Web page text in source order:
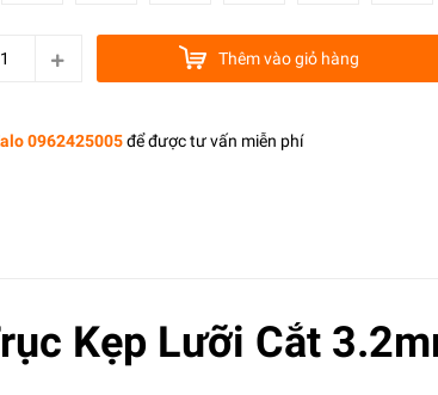
Thêm vào giỏ hàng
0962425005để được tư vấn miễn phí
Kẹp Lưỡi Cắt